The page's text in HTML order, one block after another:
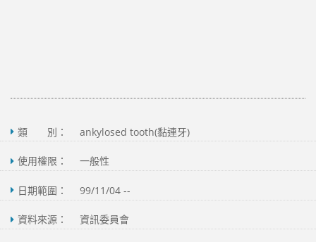
類 別： ankylosed tooth(黏連牙)
使用權限： 一般性
日期範圍： 99/11/04 --
資料來源： 資訊委員會